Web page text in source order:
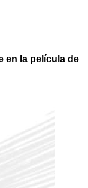
en la película de